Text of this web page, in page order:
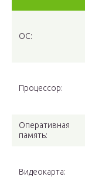
ОС:
Процессор:
Оперативная
память:
Видеокарта: